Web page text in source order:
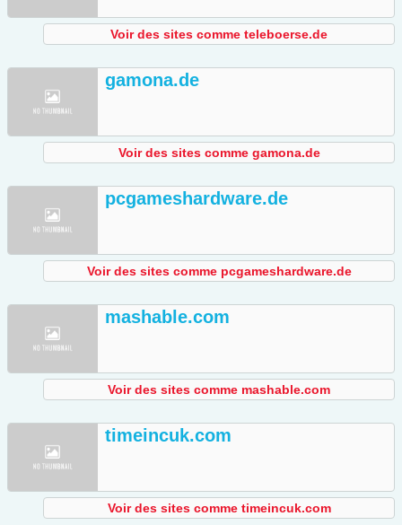
Voir des sites comme teleboerse.de
gamona.de
Voir des sites comme gamona.de
pcgameshardware.de
Voir des sites comme pcgameshardware.de
mashable.com
Voir des sites comme mashable.com
timeincuk.com
Voir des sites comme timeincuk.com